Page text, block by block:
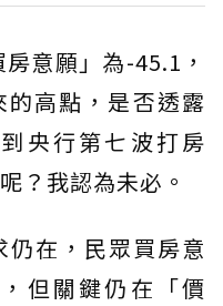
意願」為-45.1，
高點，是否透露
央行第七波打房
？我認為未必。
仍在，民眾買房意
但關鍵仍在「價